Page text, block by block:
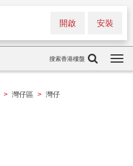
安裝
開啟
搜索香港樓盤
> 灣仔區 > 灣仔